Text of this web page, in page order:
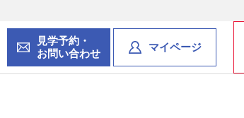
見学予約・
お問い合わせ
マイページ